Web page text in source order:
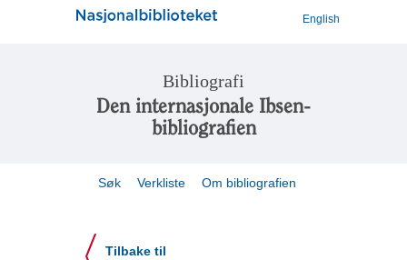
English
Bibliografi
Den internasjonale Ibsen-
bibliografien
Søk Verkliste Om bibliografien
Tilbake til